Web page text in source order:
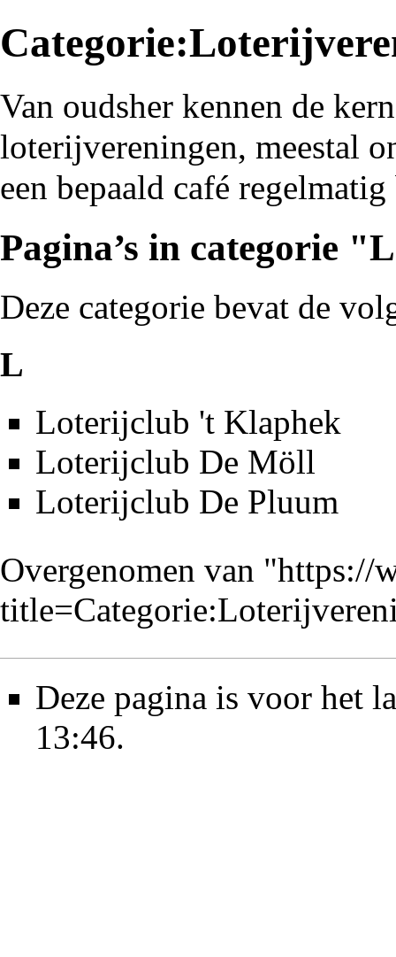
Van oudsher kennen de
loterijvereningen, meestal
een bepaald café
Pagina’s in categorie
Deze categorie bevat de
L
Loterijclub 't Klaphek
Loterijclub De Möll
Loterijclub De Pluum
Overgenomen van "https://
Deze pagina is voor het
13:46.